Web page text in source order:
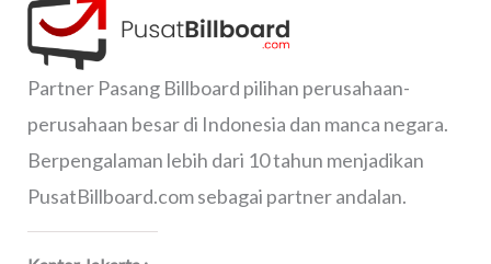
Partner Pasang Billboard pilihan perusahaan-
perusahaan besar di Indonesia dan manca negara.
Berpengalaman lebih dari 10 tahun menjadikan
PusatBillboard.com sebagai partner andalan.